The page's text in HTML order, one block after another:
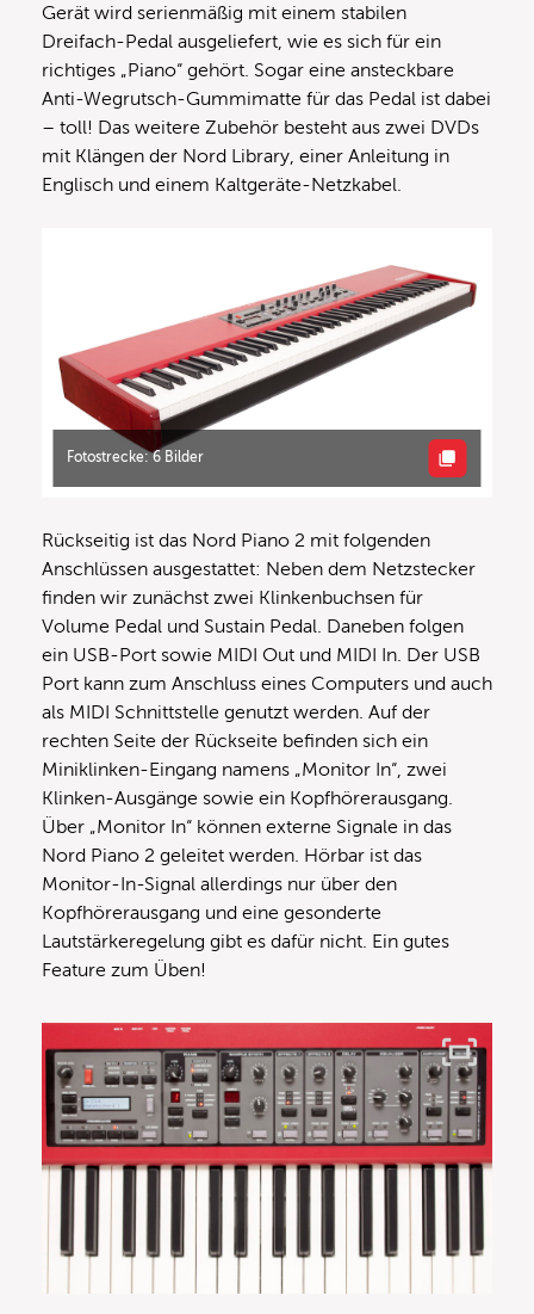
Gerät wird serienmäßig mit einem stabilen
Dreifach-Pedal ausgeliefert, wie es sich für ein
richtiges „Piano“ gehört. Sogar eine ansteckbare
Anti-Wegrutsch-Gummimatte für das Pedal ist dabei
– toll! Das weitere Zubehör besteht aus zwei DVDs
mit Klängen der Nord Library, einer Anleitung in
Englisch und einem Kaltgeräte-Netzkabel.
Fotostrecke: 6 Bilder
Rückseitig ist das Nord Piano 2 mit folgenden
Anschlüssen ausgestattet: Neben dem Netzstecker
finden wir zunächst zwei Klinkenbuchsen für
Volume Pedal und Sustain Pedal. Daneben folgen
ein USB-Port sowie MIDI Out und MIDI In. Der USB
Port kann zum Anschluss eines Computers und auch
als MIDI Schnittstelle genutzt werden. Auf der
rechten Seite der Rückseite befinden sich ein
Miniklinken-Eingang namens „Monitor In“, zwei
Klinken-Ausgänge sowie ein Kopfhörerausgang.
Über „Monitor In“ können externe Signale in das
Nord Piano 2 geleitet werden. Hörbar ist das
Monitor-In-Signal allerdings nur über den
Kopfhörerausgang und eine gesonderte
Lautstärkeregelung gibt es dafür nicht. Ein gutes
Feature zum Üben!